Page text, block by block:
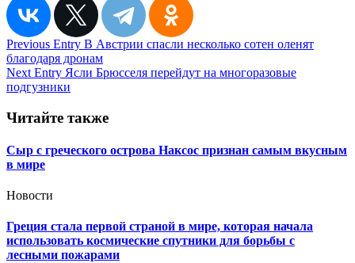
Навигация
по
записям
Previous Entry В Австрии спасли несколько сотен оленят
благодаря дронам
Next Entry Ясли Брюсселя перейдут на многоразовые
подгузники
Читайте также
Сыр с греческого острова Наксос признан самым вкусным
в мире
Новости
Греция стала первой страной в мире, которая начала
использовать космические спутники для борьбы с
лесными пожарами